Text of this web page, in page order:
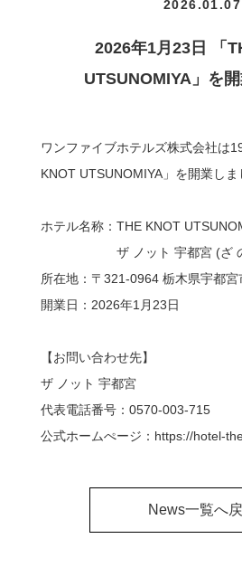
2026.01.07
2026年1月23日 「
UTSUNOMIYA」を
ワンファイブホテルズ株式会社は
KNOT UTSUNOMIYA」を開業しま
ホテル名称：THE KNOT
ザ ノット 宇都宮 (ざ のっ
所在地：〒321-0964 栃木県宇都
開業日：2026年1月23日
【お問い合わせ先】
ザ ノット 宇都宮
代表電話番号： 0570-003-715
公式ホームぺージ： https://hotel-
News一覧へ